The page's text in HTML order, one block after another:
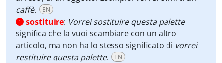
caffè. EN
1 sostituire: Vorrei sostituire questa palette
significa che la vuoi scambiare con un altro
articolo, ma non ha lo stesso significato di vorrei
restituire questa palette. EN